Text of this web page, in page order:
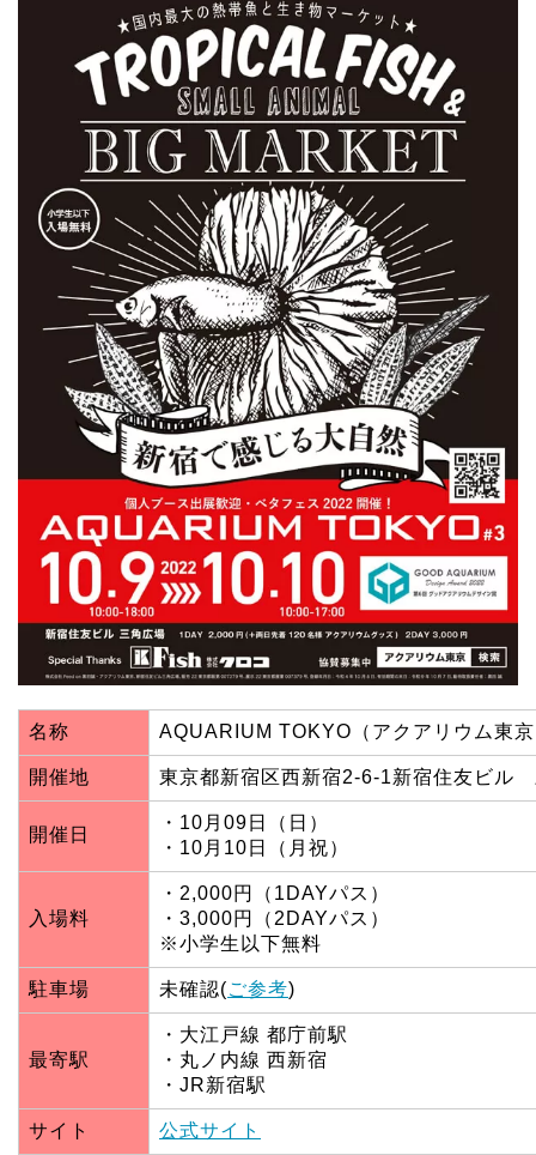
名称 AQUARIUM TOKYO（アクアリウム東
開催地 東京都新宿区西新宿2-6-1新宿住友ビル
開催日
・10月09日（日）
・10月10日（月祝）
入場料
・2,000円（1DAYパス）
・3,000円（2DAYパス）
※小学生以下無料
駐車場 未確認(ご参考)
最寄駅
・大江戸線 都庁前駅
・丸ノ内線 西新宿
・JR新宿駅
サイト 公式サイト